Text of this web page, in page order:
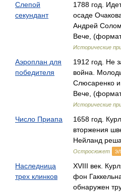
Слепой
секундант
1788 год.
осаде
Андрей
Вече,
Исторические
Аэроплан для
победителя
1912 год. Не
война.
Слюсаренко
Вече,
Исторические
Число Приапа
1658 год.
вторжения
Нейланд
Остросюжет
Наследница
трех клинков
XVIII век.
фон
обнаружен